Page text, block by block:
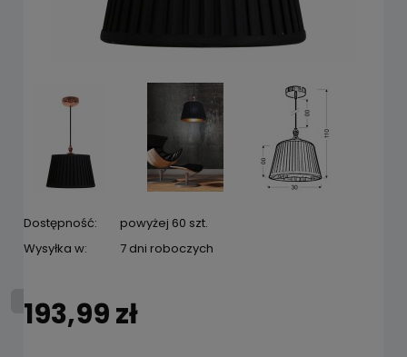
Dostępność:
powyżej 60 szt.
Wysyłka w:
7 dni roboczych
193,99 zł